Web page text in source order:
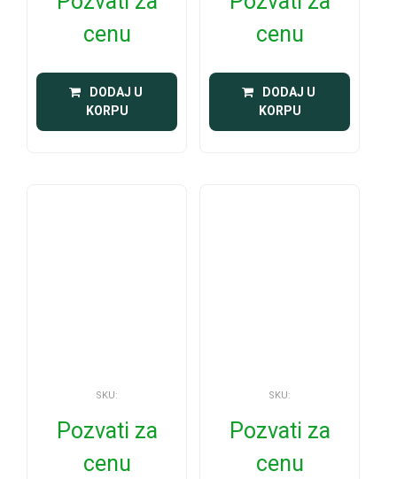
cenu
DODAJ U
KORPU
cenu
DODAJ U
KORPU
SKU:
Pozvati za
cenu
SKU:
Pozvati za
cenu